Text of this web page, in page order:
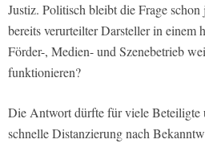
Justiz. Politisch bleibt die Frage
bereits verurteilter Darsteller in einem
Förder-, Medien- und Szenebetrieb
funktionieren?
Die Antwort dürfte für viele Beteiligte
schnelle Distanzierung nach